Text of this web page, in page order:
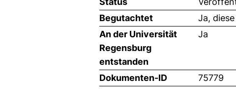
Begutachtet
Ja,
An der Universität
Regensburg
entstanden
Ja
Dokumenten-ID 75779